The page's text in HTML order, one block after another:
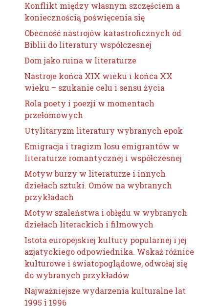
Konflikt między własnym szczęściem a
koniecznością poświęcenia się
Obecność nastrojów katastroficznych od
Biblii do literatury współczesnej
Dom jako ruina w literaturze
Nastroje końca XIX wieku i końca XX
wieku – szukanie celu i sensu życia
Rola poety i poezji w momentach
przełomowych
Utylitaryzm literatury wybranych epok
Emigracja i tragizm losu emigrantów w
literaturze romantycznej i współczesnej
Motyw burzy w literaturze i innych
dziełach sztuki. Omów na wybranych
przykładach
Motyw szaleństwa i obłędu w wybranych
dziełach literackich i filmowych
Istota europejskiej kultury popularnej i jej
azjatyckiego odpowiednika. Wskaż różnice
kulturowe i światopoglądowe, odwołaj się
do wybranych przykładów
Najważniejsze wydarzenia kulturalne lat
1995 i 1996